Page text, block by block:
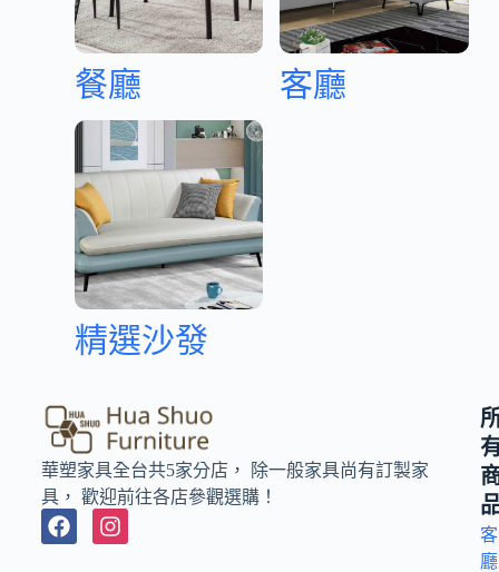
餐廳 客廳
精選沙發
華塑家具全台共5家分店， 除一般家具尚有訂製家
具， 歡迎前往各店參觀選購！
客
廳